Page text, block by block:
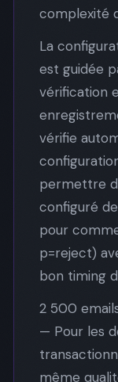
complexité
La
est guidée
vérification
vérifie
permettre
configuré
pour
p=reject)
bon timing
2 500
— Pour les
même